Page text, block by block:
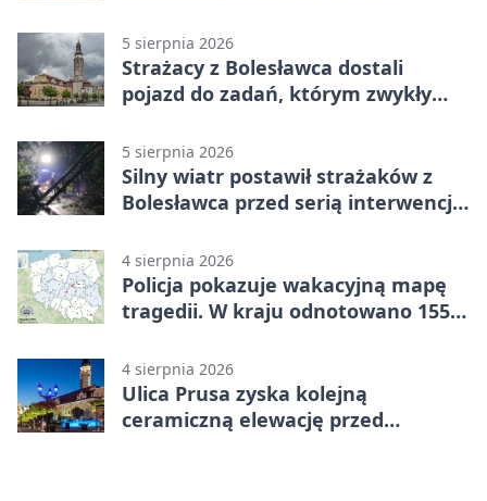
5 sierpnia 2026
Strażacy z Bolesławca dostali
pojazd do zadań, którym zwykły
5 sierpnia 2026
Silny wiatr postawił strażaków z
Bolesławca przed serią interwencji -
4 sierpnia 2026
Policja pokazuje wakacyjną mapę
tragedii. W kraju odnotowano 155
4 sierpnia 2026
Ulica Prusa zyska kolejną
ceramiczną elewację przed